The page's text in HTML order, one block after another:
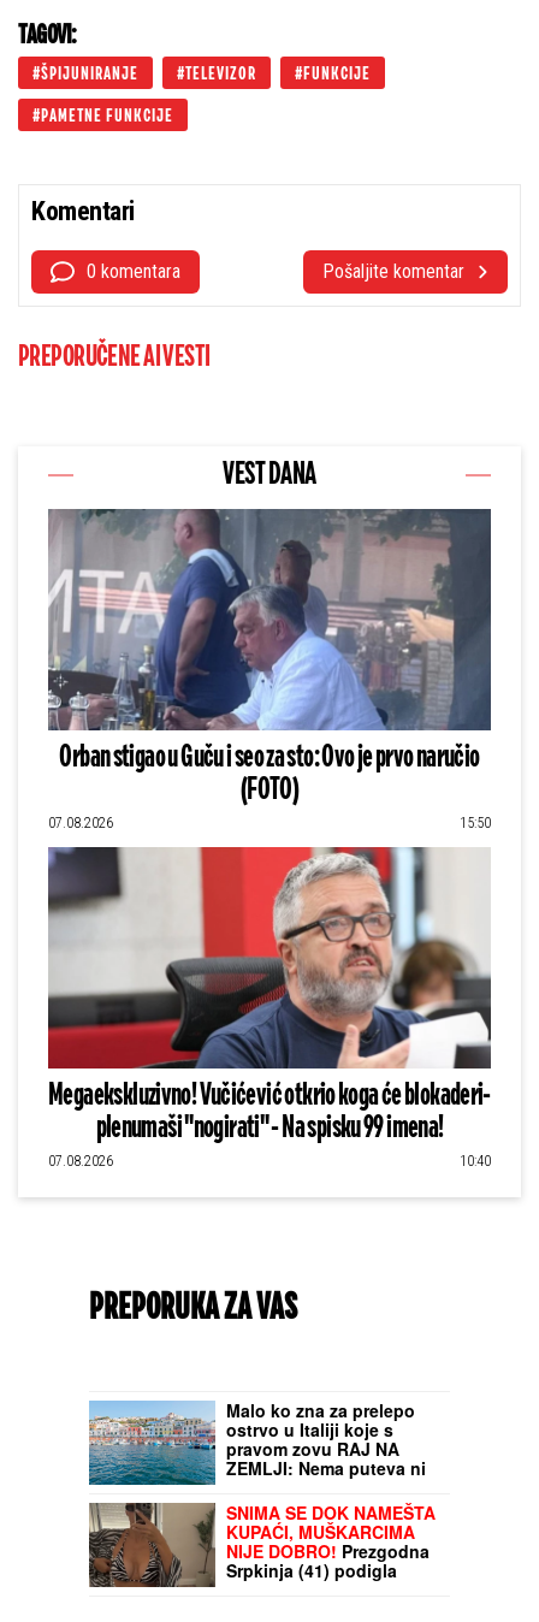
TAGOVI:
ŠPIJUNIRANJE TELEVIZOR FUNKCIJE
PAMETNE FUNKCIJE
Komentari
0 komentara Pošaljite komentar
PREPORUČENE AI VESTI
VEST DANA
Orban stigao u Guču i seo za sto: Ovo je prvo naručio
(FOTO)
07.08.2026 15:50
Megaekskluzivno! Vučićević otkrio koga će blokaderi-
plenumaši "nogirati" - Na spisku 99 imena!
07.08.2026 10:40
PREPORUKA ZA VAS